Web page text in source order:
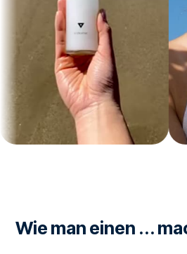
Wie man einen ...